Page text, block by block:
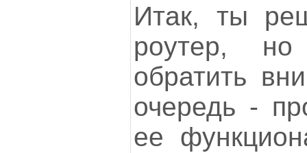
Итак, ты
роутер,
обратить
очередь -
ее